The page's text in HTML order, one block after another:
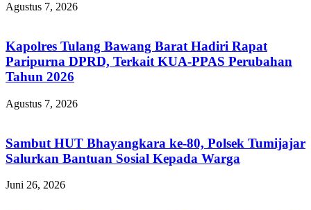
Agustus 7, 2026
Kapolres Tulang Bawang Barat Hadiri Rapat
Paripurna DPRD, Terkait KUA-PPAS Perubahan
Tahun 2026
Agustus 7, 2026
Sambut HUT Bhayangkara ke-80, Polsek Tumijajar
Salurkan Bantuan Sosial Kepada Warga
Juni 26, 2026